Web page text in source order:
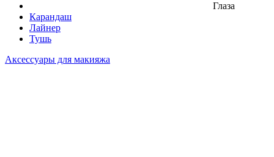
Глаза
Карандаш
Лайнер
Тушь
Аксессуары для макияжа